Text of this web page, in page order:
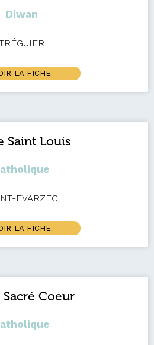
Diwan
LA FICHE
Saint Louis
EVARZEC
LA FICHE
Sacré Coeur